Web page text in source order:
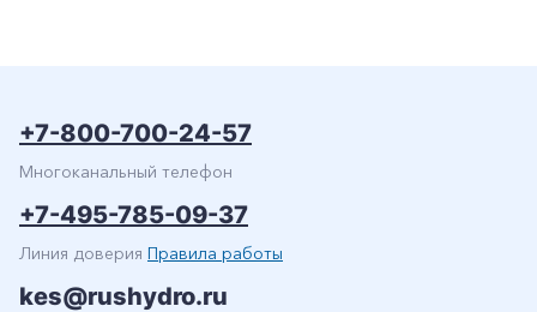
+7-800-700-24-57
Многоканальный телефон
+7-495-785-09-37
Линия доверия Правила работы
kes@rushydro.ru